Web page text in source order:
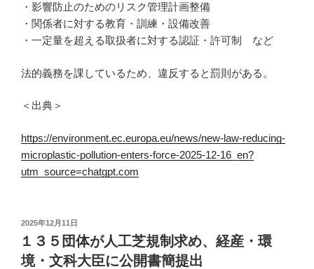
・影響防止のためのリスク管理計画整備
・関係者に対する教育・訓練・設備改善
・一定量を超える取扱者に対する認証・許可制 など
法的義務を課しているため、違反すると罰則がある。
＜出典＞
https://environment.ec.europa.eu/news/new-law-reducing-
microplastic-pollution-enters-force-2025-12-16_en?
utm_source=chatgpt.com
投
稿
日:
2025年12月11日
１３５団体が人工芝規制求め、経産・環
境・文科大臣に公開書簡提出